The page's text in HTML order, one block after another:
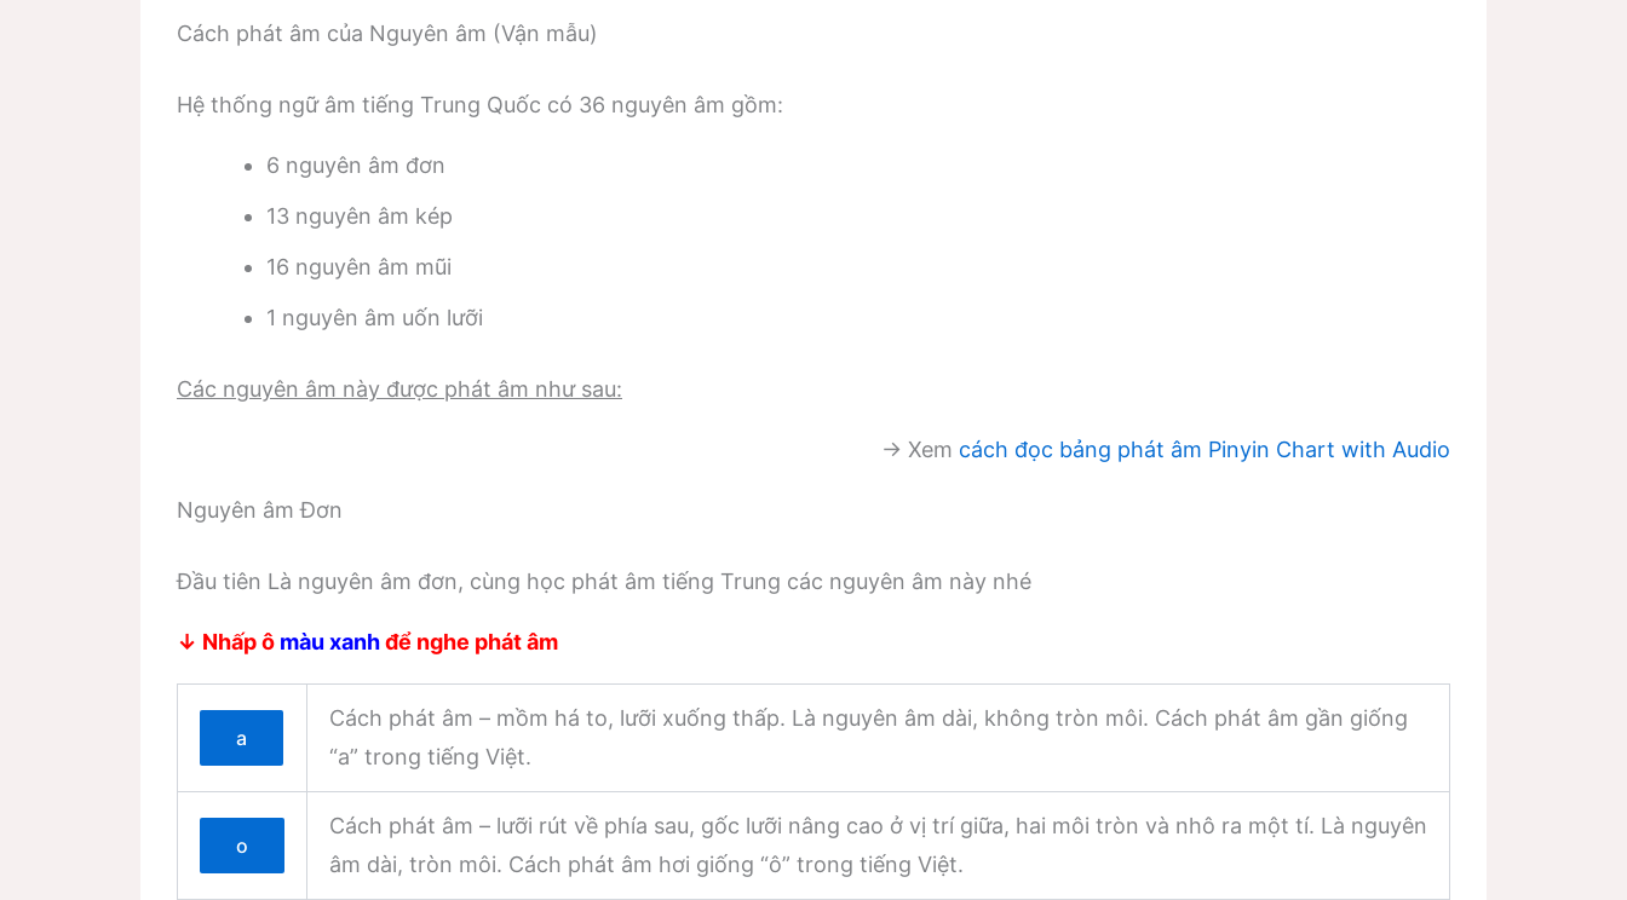
Cách phát âm của Nguyên âm (Vận mẫu)
Hệ thống ngữ âm tiếng Trung Quốc có 36 nguyên âm gồm:
6 nguyên âm đơn
13 nguyên âm kép
16 nguyên âm mũi
1 nguyên âm uốn lưỡi
Các nguyên âm này được phát âm như sau:
→ Xem cách đọc bảng phát âm Pinyin Chart with Audio
Nguyên âm Đơn
Đầu tiên Là nguyên âm đơn, cùng học phát âm tiếng Trung các nguyên âm này nhé
↓ Nhấp ô màu xanhđể nghe phát âm
a
Cách phát âm – mồm há to, lưỡi xuống thấp. Là nguyên âm dài, không tròn môi. Cách phát âm gần giống
“a” trong tiếng Việt.
o
Cách phát âm – lưỡi rút về phía sau, gốc lưỡi nâng cao ở vị trí giữa, hai môi tròn và nhô ra một tí. Là nguyên
âm dài, tròn môi. Cách phát âm hơi giống “ô” trong tiếng Việt.